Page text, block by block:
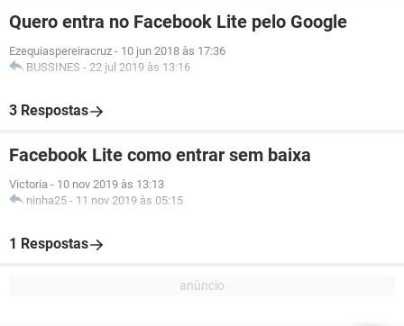
Quero entra no Facebook Lite pelo Google
Ezequiaspereiracruz - 10 jun 2018 às 17:36
BUSSINES - 22 jul 2019 às 13:16
3 Respostas
Facebook Lite como entrar sem baixa
Victoria - 10 nov 2019 às 13:13
ninha25 - 11 nov 2019 às 05:15
1 Respostas